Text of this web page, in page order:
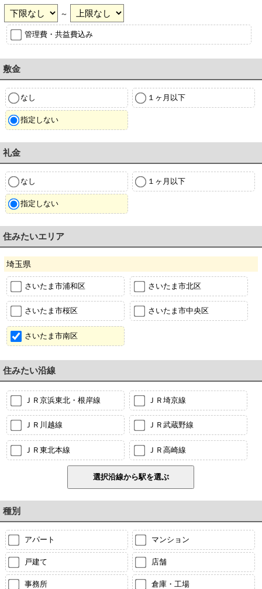
～
管理費・共益費込み
敷金
なし １ヶ月以下
指定しない
礼金
なし １ヶ月以下
指定しない
住みたいエリア
埼玉県
さいたま市浦和区 さいたま市北区
さいたま市桜区 さいたま市中央区
さいたま市南区
住みたい沿線
ＪＲ京浜東北・根岸線 ＪＲ埼京線
ＪＲ川越線 ＪＲ武蔵野線
ＪＲ東北本線 ＪＲ高崎線
種別
アパート マンション
戸建て 店舗
事務所 倉庫・工場